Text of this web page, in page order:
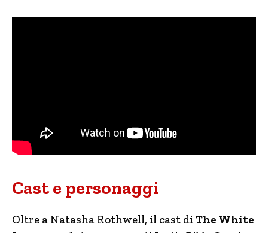
Cast e personaggi
Oltre a Natasha Rothwell, il cast di The White